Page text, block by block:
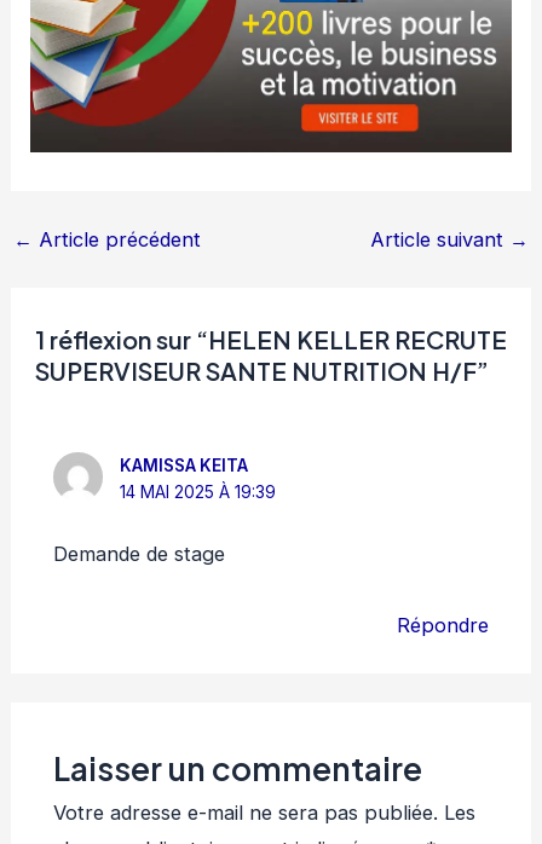
← Article précédent Article suivant →
1 réflexion sur “HELEN KELLER RECRUTE
SUPERVISEUR SANTE NUTRITION H/F”
KAMISSA KEITA
14 MAI 2025 À 19:39
Demande de stage
Répondre
Laisser un commentaire
Votre adresse e-mail ne sera pas publiée. Les